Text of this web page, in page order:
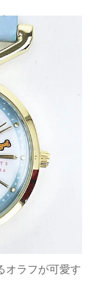
オラフが可愛す